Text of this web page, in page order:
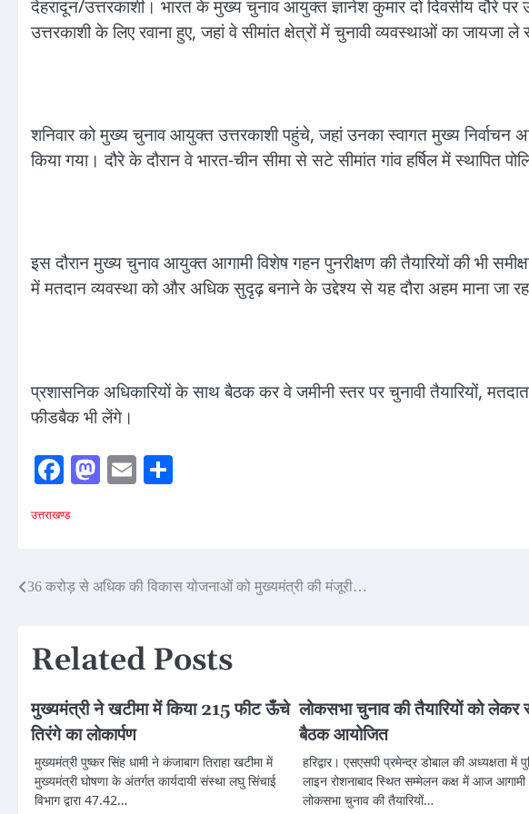
देहरादून/उत्तरकाशी। भारत के मुख्य चुनाव आयुक्त ज्ञानेश कुमार दो दिवसीय दौरे
उत्तरकाशी के लिए रवाना हुए, जहां वे सीमांत क्षेत्रों में चुनावी व्यवस्थाओं का जायजा ले
शनिवार को मुख्य चुनाव आयुक्त उत्तरकाशी पहुंचे, जहां उनका स्वागत मुख्य निर्वाचन
किया गया। दौरे के दौरान वे भारत-चीन सीमा से सटे सीमांत गांव हर्षिल में स्थापित
इस दौरान मुख्य चुनाव आयुक्त आगामी विशेष गहन पुनरीक्षण की तैयारियों की भी
में मतदान व्यवस्था को और अधिक सुदृढ़ बनाने के उद्देश्य से यह दौरा अहम माना जा
प्रशासनिक अधिकारियों के साथ बैठक कर वे जमीनी स्तर पर चुनावी तैयारियों,
फीडबैक भी लेंगे।
Facebook
Mastodon
Email
उत्तराखण्ड
Post
36 करोड़ से अधिक की विकास योजनाओं को मुख्यमंत्री की मंजूरी…
Related Posts
मुख्यमंत्री ने खटीमा में किया 215 फीट ऊँचे
तिरंगे का लोकार्पण
मुख्यमंत्री पुष्कर सिंह धामी ने कंजाबाग तिराहा खटीमा में
मुख्यमंत्री घोषणा के अंतर्गत कार्यदायी संस्था लघु सिंचाई
विभाग द्वारा 47.42…
लोकसभा चुनाव की तैयारियों को लेकर
बैठक आयोजित
हरिद्वार। एसएसपी प्रमेन्द्र डोबाल की अध्यक्षता में
लाइन रोशनाबाद स्थित सम्मेलन कक्ष में आज आगामी
लोकसभा चुनाव की तैयारियों…